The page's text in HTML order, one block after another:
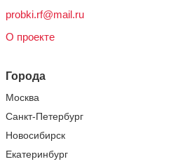
probki.rf@mail.ru
О проекте
Города
Москва
Санкт-Петербург
Новосибирск
Екатеринбург